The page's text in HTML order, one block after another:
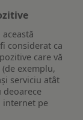
considerat ca
care vă
exemplu,
serviciu atât
deoarece
internet pe